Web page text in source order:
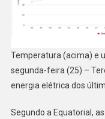
Temperatura (acima) e
segunda-feira (25) –
energia elétrica dos
Segundo a Equatorial,